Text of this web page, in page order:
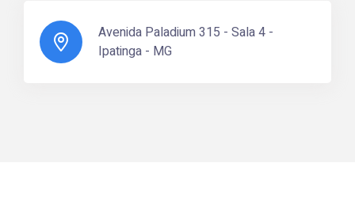
Avenida Paladium 315 - Sala 4 -
Ipatinga - MG